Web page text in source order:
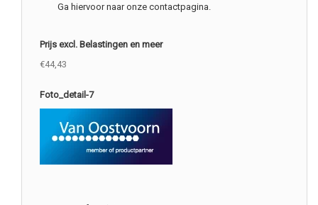
Ga hiervoor naar onze contactpagina.
Prijs excl. Belastingen en meer
€44,43
Foto_detail-7